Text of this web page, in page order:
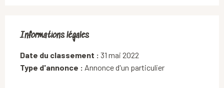
Informations légales
Informations légales
Date du classement : 31 mai 2022
Type d'annonce : Annonce d'un particulier